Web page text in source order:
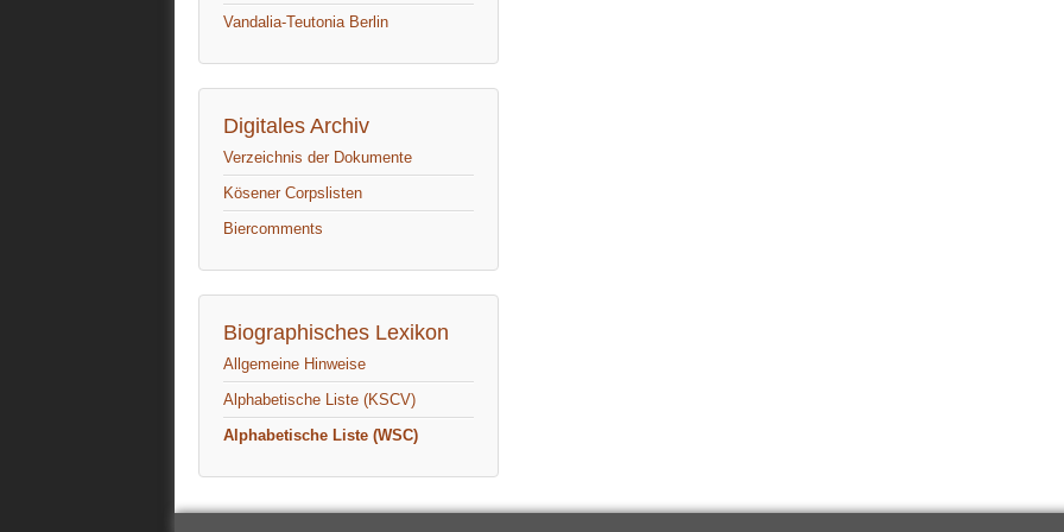
Vandalia-Teutonia Berlin
Digitales Archiv
Verzeichnis der Dokumente
Kösener Corpslisten
Biercomments
Biographisches Lexikon
Allgemeine Hinweise
Alphabetische Liste (KSCV)
Alphabetische Liste (WSC)